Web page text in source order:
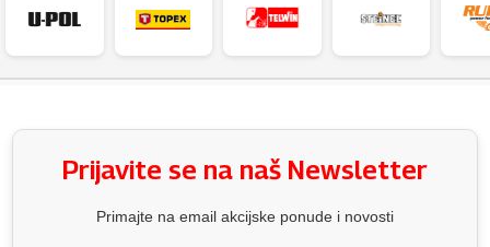
Prijavite se na naš Newsletter
Primajte na email akcijske ponude i novosti